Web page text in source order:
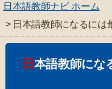
日本語教師ナビ ホーム
> 日本語教師になるには
日本語教師になるには最短でどれくらいの